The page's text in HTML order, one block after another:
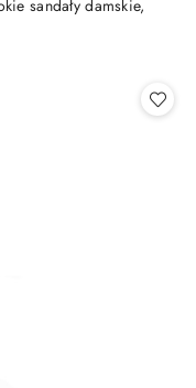
sandały damskie,